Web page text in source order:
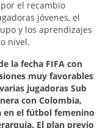
el recambio
jóvenes, el
y los aprendizajes
nivel.
la fecha FIFA con
muy favorables
jugadoras Sub
con Colombia,
en el fútbol femenino
El plan previo